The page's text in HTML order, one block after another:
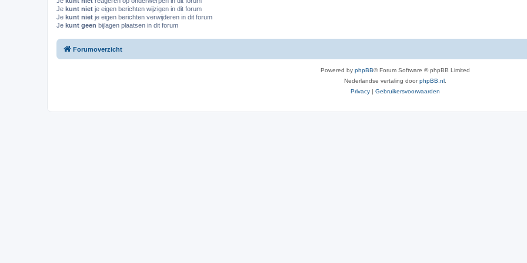
Je kunt niet je eigen berichten wijzigen in dit forum
Je kunt niet je eigen berichten verwijderen in dit forum
Je kunt geen bijlagen plaatsen in dit forum
Forumoverzicht
Powered by phpBB® Forum Software © phpBB Limited
Nederlandse vertaling doorphpBB.nl
Privacy | Gebruikersvoorwaarden